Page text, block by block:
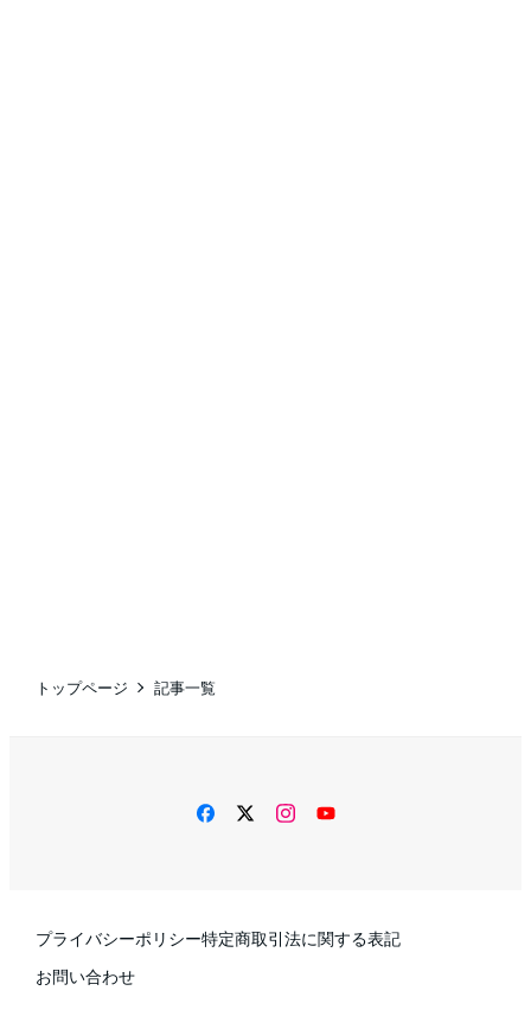
トップページ 記事一覧
facebooktwitterinstagram
YouTube
プライバシーポリシー特定商取引法に関する表記
お問い合わせ